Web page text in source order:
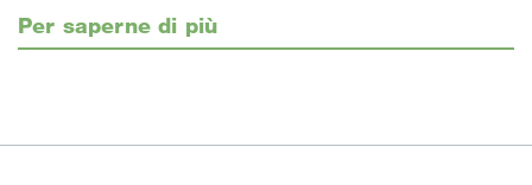
Per saperne di più